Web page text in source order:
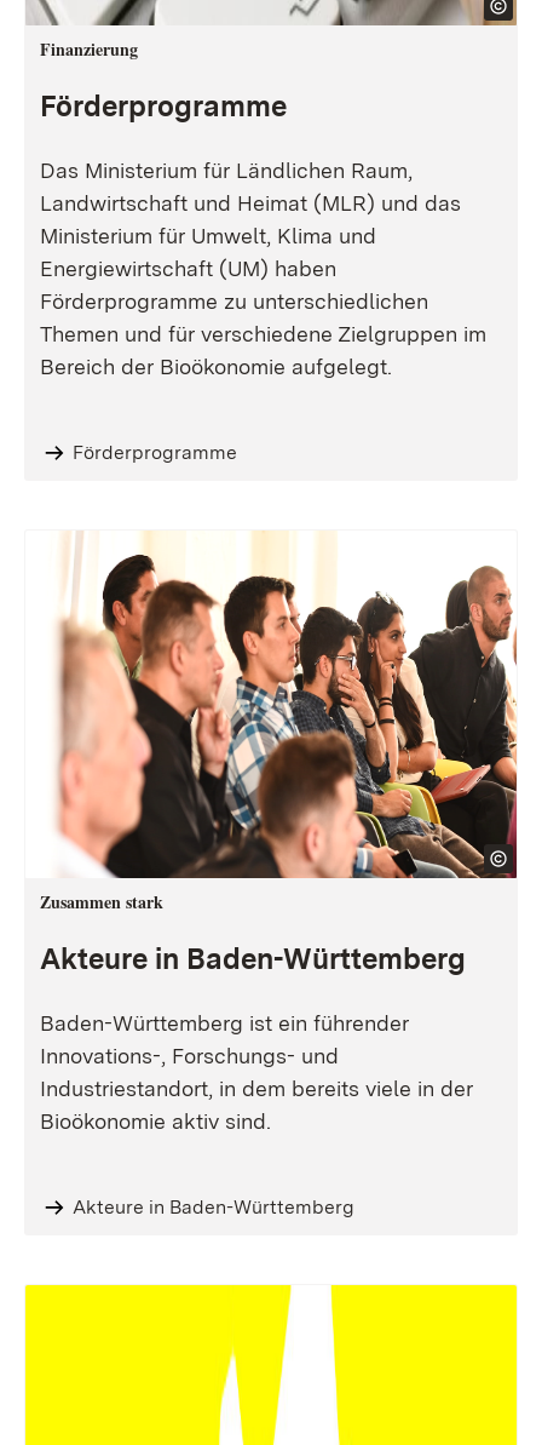
Finanzierung
Förderprogramme
Das Ministerium für Ländlichen Raum,
Landwirtschaft und Heimat (MLR) und das
Ministerium für Umwelt, Klima und
Energiewirtschaft (UM) haben
Förderprogramme zu unterschiedlichen
Themen und für verschiedene Zielgruppen im
Bereich der Bioökonomie aufgelegt.
Förderprogramme
Zusammen stark
Akteure in Baden-Württemberg
Baden-Württemberg ist ein führender
Innovations-, Forschungs- und
Industriestandort, in dem bereits viele in der
Bioökonomie aktiv sind.
Akteure in Baden-Württemberg